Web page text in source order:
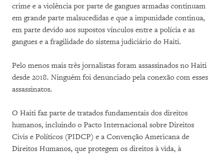
crime e a violência por parte de gangues armadas continuam
em grande parte malsucedidas e que a impunidade continua,
em parte devido aos supostos vínculos entre a polícia e as
gangues e a fragilidade do sistema judiciário do Haiti.
Pelo menos mais três jornalistas foram assassinados no Haiti
desde 2018. Ninguém foi denunciado pela conexão com esses
assassinatos.
O Haiti faz parte de tratados fundamentais dos direitos
humanos, incluindo o Pacto Internacional sobre Direitos
Civis e Políticos (PIDCP) e a Convenção Americana de
Direitos Humanos, que protegem os direitos à vida, à